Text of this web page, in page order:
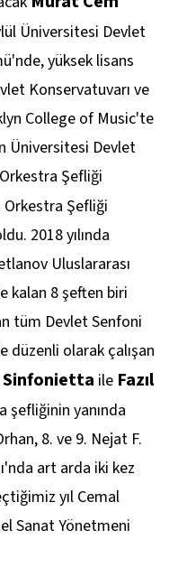
Üniversitesi Devlet
yüksek lisans
Konservatuvarı ve
College of Music'te
Üniversitesi Devlet
Şefliği
Orkestra Şefliği
2018 yılında
Uluslararası
kalan 8 şeften biri
tüm Devlet Senfoni
düzenli olarak çalışan
ile Fazıl
şefliğinin yanında
8. ve 9. Nejat F.
art arda iki kez
yıl Cemal
Sanat Yönetmeni